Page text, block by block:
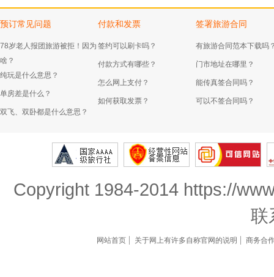
预订常见问题
78岁老人报团旅游被拒！因为
啥？
纯玩是什么意思？
单房差是什么？
双飞、双卧都是什么意思？
付款和发票
签约可以刷卡吗？
付款方式有哪些？
怎么网上支付？
如何获取发票？
签署旅游合同
有旅游合同范本下载吗
门市地址在哪里？
能传真签合同吗？
可以不签合同吗？
Copyright 1984-2014 https://
联
网站首页 关于网上有许多自称官网的说明 商务合